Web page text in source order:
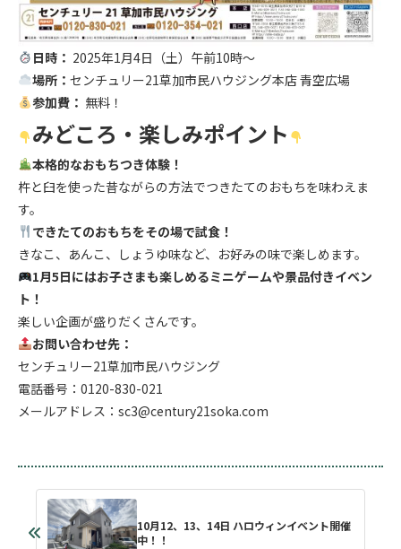
日時： 2025年1月4日（土）午前10時〜
場所： センチュリー21草加市民ハウジング本店 青空広場
参加費： 無料！
みどころ・楽しみポイント
本格的なおもちつき体験！
杵と臼を使った昔ながらの方法でつきたてのおもちを味わえま
す。
できたてのおもちをその場で試食！
きなこ、あんこ、しょうゆ味など、お好みの味で楽しめます。
1月5日にはお子さまも楽しめるミニゲームや景品付きイベン
ト！
楽しい企画が盛りだくさんです。
お問い合わせ先：
センチュリー21草加市民ハウジング
電話番号：0120-830-021
メールアドレス：sc3@century21soka.com
10月12、13、14日 ハロウィンイベント開催
中！！